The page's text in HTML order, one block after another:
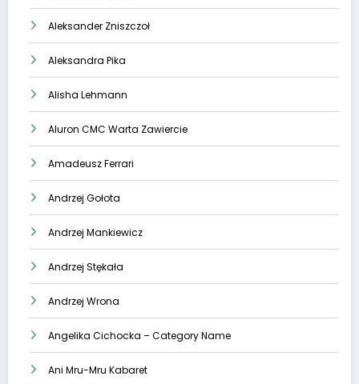
Aleksander Zniszczoł
Aleksandra Pika
Alisha Lehmann
Aluron CMC Warta Zawiercie
Amadeusz Ferrari
Andrzej Gołota
Andrzej Mankiewicz
Andrzej Stękała
Andrzej Wrona
Angelika Cichocka – Category Name
Ani Mru-Mru Kabaret